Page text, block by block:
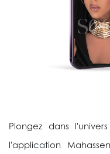
Plongez dans
l'application